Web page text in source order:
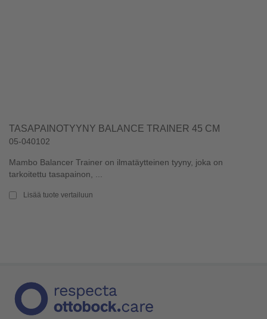
TASAPAINOTYYNY BALANCE TRAINER 45 CM
05-040102
Mambo Balancer Trainer on ilmatäytteinen tyyny, joka on
tarkoitettu tasapainon, ...
Lisää tuote vertailuun